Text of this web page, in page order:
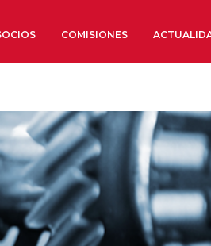
Órganos de Gobierno
Órganos Consultivos
Estructura Ejecutiva
Institut d’Estudis Estratègics
Organizaciones sectoriales
COMISIONES